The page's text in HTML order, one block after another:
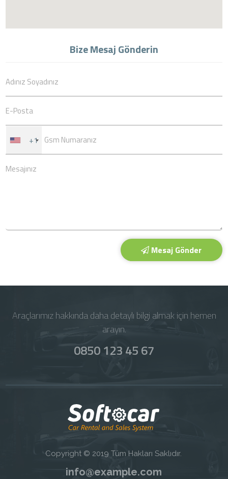
Bize Mesaj Gönderin
+1
Mesaj Gönder
Araçlarımız hakkında daha detaylı bilgi almak için hemen
arayın.
0850 123 45 67
Copyright © 2019 Tüm Hakları Saklıdır.
info@example.com